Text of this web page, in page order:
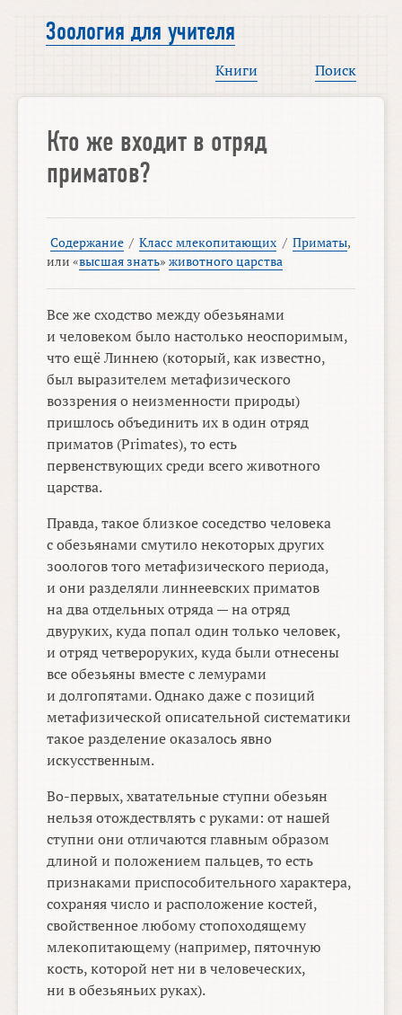
Зоология для учителя
Книги Поиск
Кто же входит в отряд
приматов?
Содержание / Класс млекопитающих / Приматы,
или «высшая знать»животного царства
Все же сходство между обезьянами
и человеком было настолько неоспоримым,
что ещё Линнею (который, как известно,
был выразителем метафизического
воззрения о неизменности природы)
пришлось объединить их в один отряд
приматов (Primates), то есть
первенствующих среди всего животного
царства.
Правда, такое близкое соседство человека
с обезьянами смутило некоторых других
зоологов того метафизического периода,
и они разделяли линнеевских приматов
на два отдельных отряда — на отряд
двуруких, куда попал один только человек,
и отряд четвероруких, куда были отнесены
все обезьяны вместе с лемурами
и долгопятами. Однако даже с позиций
метафизической описательной систематики
такое разделение оказалось явно
искусственным.
Во-первых, хватательные ступни обезьян
нельзя отождествлять с руками: от нашей
ступни они отличаются главным образом
длиной и положением пальцев, то есть
признаками приспособительного характера,
сохраняя число и расположение костей,
свойственное любому стопоходящему
млекопитающему (например, пяточную
кость, которой нет ни в человеческих,
ни в обезьяньих руках).